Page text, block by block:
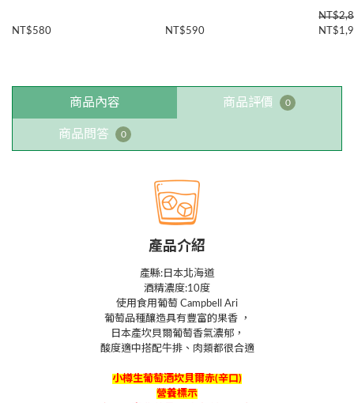
NT$580 NT$590
商品內容 商品評價 0
商品問答 0
產品介紹
產縣:日本北海道
酒精濃度:10度
使用食用葡萄 Campbell Ari
葡萄品種釀造具有豐富的果香 ，
日本產坎貝爾葡萄香氣濃郁，
酸度適中搭配牛排、肉類都很合適
小樽生葡萄酒坎貝爾赤(辛口 )
營養標示